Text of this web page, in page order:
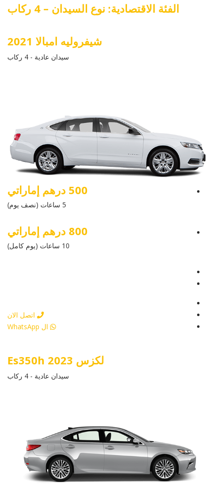
الفئة الاقتصادية: نوع السيدان – 4 ركاب
شيفروليه امبالا 2021
سيدان عادية - 4 ركاب
500 درهم إماراتي
5 ساعات (نصف يوم)
800 درهم إماراتي
10 ساعات (يوم كامل)
اتصل الان
ال WhatsApp
لكزس Es350h 2023
سيدان عادية - 4 ركاب